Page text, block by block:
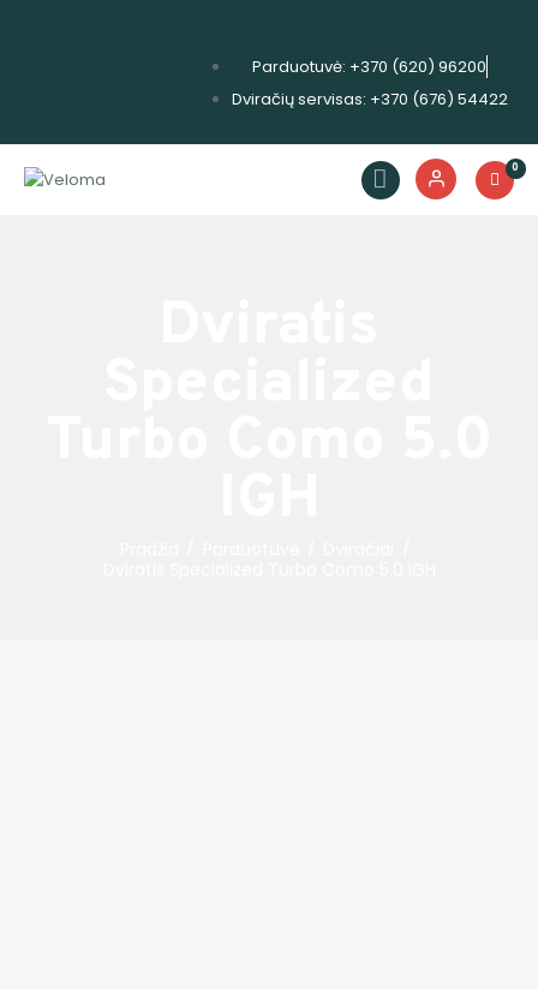
Parduotuvė: +370 (620) 96200
Dviračių servisas: +370 (676) 54422
0
Priedai